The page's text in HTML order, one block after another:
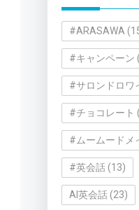
#ARASAWA
#キャンペーン
#サロンドロワ
#チョコレート
#ムームードメ
#英会話(13)
AI英会話(23)